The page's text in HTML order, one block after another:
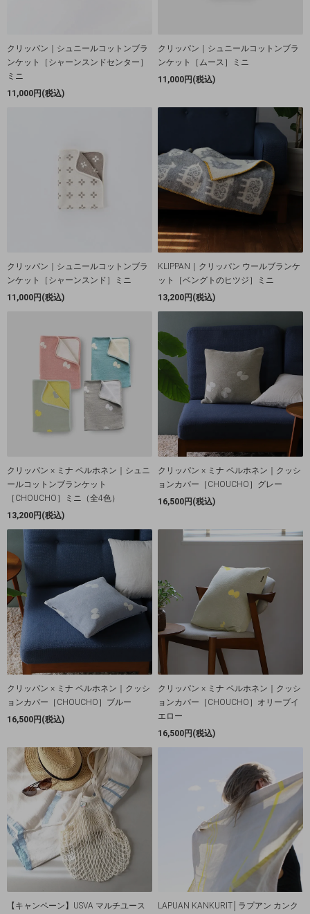
クリッパン｜シュニールコットンブラ
ンケット［シャーンスンドセンター］
ミニ
11,000円(税込)
クリッパン｜シュニールコットンブラ
ンケット［ムース］ミニ
11,000円(税込)
クリッパン｜シュニールコットンブラ
ンケット［シャーンスンド］ミニ
11,000円(税込)
KLIPPAN｜クリッパン ウールブランケ
ット［ベングトのヒツジ］ミニ
13,200円(税込)
クリッパン × ミナ ペルホネン｜シュニ
ールコットンブランケット
［CHOUCHO］ミニ（全4色）
13,200円(税込)
クリッパン × ミナ ペルホネン｜クッシ
ョンカバー［CHOUCHO］グレー
16,500円(税込)
クリッパン × ミナ ペルホネン｜クッシ
ョンカバー［CHOUCHO］ブルー
16,500円(税込)
クリッパン × ミナ ペルホネン｜クッシ
ョンカバー［CHOUCHO］オリーブイ
エロー
16,500円(税込)
【キャンペーン】USVA マルチユース
LAPUAN KANKURIT│ラプアン カンク